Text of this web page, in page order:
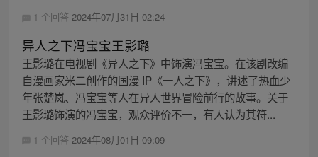
1 个回答 2024年07月31日 02:24
异人之下冯宝宝王影璐
王影璐在电视剧《异人之下》中饰演冯宝宝。在该剧改编
自漫画家米二创作的国漫 IP《一人之下》，讲述了热血少
年张楚岚、冯宝宝等人在异人世界冒险前行的故事。关于
王影璐饰演的冯宝宝，观众评价不一，有人认为其符...
1 个回答 2024年08月01日 09:09